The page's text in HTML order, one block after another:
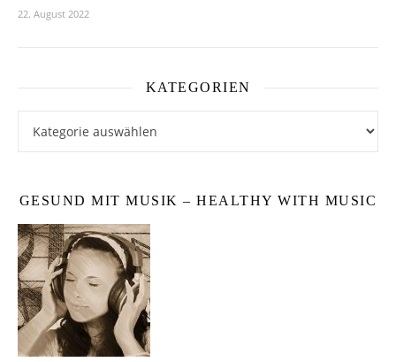
22. August 2022
KATEGORIEN
GESUND MIT MUSIK – HEALTHY WITH MUSIC